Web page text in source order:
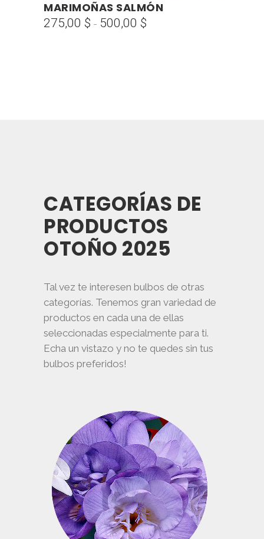
SELECCIONAR OPCIONES
producto
tiene
de
producto
MARIMOÑAS SALMÓN
275,00 $ - 500,00 $
CATEGORÍAS DE
PRODUCTOS
OTOÑO 2025
Tal vez te interesen bulbos de otras
categorías. Tenemos gran variedad de
productos en cada una de ellas
seleccionadas especialmente para ti.
Echa un vistazo y no te quedes sin tus
bulbos preferidos!